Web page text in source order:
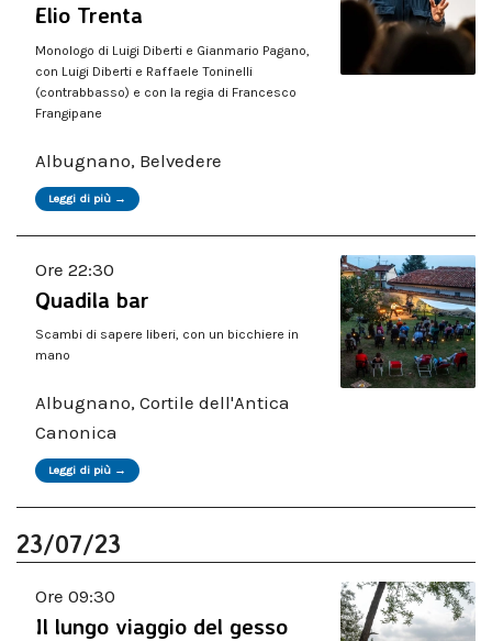
Elio Trenta
Monologo di Luigi Diberti e Gianmario Pagano,
con Luigi Diberti e Raffaele Toninelli
(contrabbasso) e con la regia di Francesco
Frangipane
Albugnano, Belvedere
Leggi di più →
Ore 22:30
Quadila bar
Scambi di sapere liberi, con un bicchiere in
mano
Albugnano, Cortile dell'Antica
Canonica
Leggi di più →
23/07/23
Ore 09:30
Il lungo viaggio del gesso